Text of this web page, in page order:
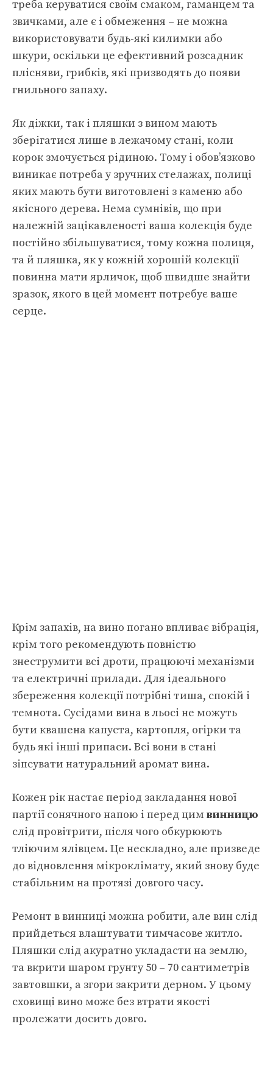
треба керуватися своїм смаком, гаманцем та
звичками, але є і обмеження – не можна
використовувати будь-які килимки або
шкури, оскільки це ефективний розсадник
плісняви, грибків, які призводять до появи
гнильного запаху.
Як діжки, так і пляшки з вином мають
зберігатися лише в лежачому стані, коли
корок змочується рідиною. Тому і обов’язково
виникає потреба у зручних стелажах, полиці
яких мають бути виготовлені з каменю або
якісного дерева. Нема сумнівів, що при
належній зацікавленості ваша колекція буде
постійно збільшуватися, тому кожна полиця,
та й пляшка, як у кожній хорошій колекції
повинна мати ярличок, щоб швидше знайти
зразок, якого в цей момент потребує ваше
серце.
Крім запахів, на вино погано впливає вібрація,
крім того рекомендують повністю
знеструмити всі дроти, працюючі механізми
та електричні прилади. Для ідеального
збереження колекції потрібні тиша, спокій і
темнота. Сусідами вина в льосі не можуть
бути квашена капуста, картопля, огірки та
будь які інші припаси. Всі вони в стані
зіпсувати натуральний аромат вина.
Кожен рік настає період закладання нової
партії сонячного напою і перед цим винницю
слід провітрити, після чого обкурюють
тліючим ялівцем. Це нескладно, але призведе
до відновлення мікроклімату, який знову буде
стабільним на протязі довгого часу.
Ремонт в винниці можна робити, але вин слід
прийдеться влаштувати тимчасове житло.
Пляшки слід акуратно укладасти на землю,
та вкрити шаром грунту 50 – 70 сантиметрів
завтовшки, а згори закрити дерном. У цьому
сховищі вино може без втрати якості
пролежати досить довго.